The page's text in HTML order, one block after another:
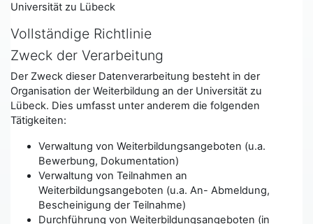
Universität zu Lübeck
Vollständige Richtlinie
Zweck der Verarbeitung
Der Zweck dieser Datenverarbeitung besteht in der
Organisation der Weiterbildung an der Universität zu
Lübeck. Dies umfasst unter anderem die folgenden
Tätigkeiten:
Verwaltung von Weiterbildungsangeboten (u.a.
Bewerbung, Dokumentation)
Verwaltung von Teilnahmen an
Weiterbildungsangeboten (u.a. An- Abmeldung,
Bescheinigung der Teilnahme)
Durchführung von Weiterbildungsangeboten (in